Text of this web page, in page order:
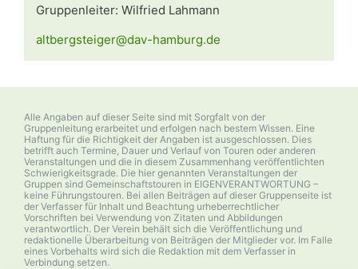
Gruppenleiter: Wilfried Lahmann
altbergsteiger@dav-hamburg.de
Alle Angaben auf dieser Seite sind mit Sorgfalt von der
Gruppenleitung erarbeitet und erfolgen nach bestem Wissen. Eine
Haftung für die Richtigkeit der Angaben ist ausgeschlossen. Dies
betrifft auch Termine, Dauer und Verlauf von Touren oder anderen
Veranstaltungen und die in diesem Zusammenhang veröffentlichten
Schwierigkeitsgrade. Die hier genannten Veranstaltungen der
Gruppen sind Gemeinschaftstouren in EIGENVERANTWORTUNG –
keine Führungstouren. Bei allen Beiträgen auf dieser Gruppenseite ist
der Verfasser für Inhalt und Beachtung urheberrechtlicher
Vorschriften bei Verwendung von Zitaten und Abbildungen
verantwortlich. Der Verein behält sich die Veröffentlichung und
redaktionelle Überarbeitung von Beiträgen der Mitglieder vor. Im Falle
eines Vorbehalts wird sich die Redaktion mit dem Verfasser in
Verbindung setzen.